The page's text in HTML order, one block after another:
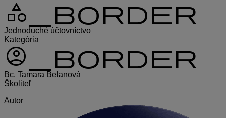
category_border
Jednoduché účtovníctvo
Kategória
account_circle_border
Bc. Tamara Belanová
Školiteľ
Autor